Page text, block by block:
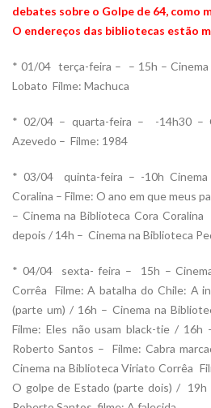
debates sobre o Golpe de 64, como
O endereços das bibliotecas estão
* 01/04  terça-feira – – 15h –
Lobato  Filme: Machuca
* 02/04 – quarta-feira – -14h30 –
Azevedo – Filme: 1984
* 03/04  quinta-feira – -10h
Coralina – Filme: O ano em que meus
– Cinema na Biblioteca Cora Coralina
depois / 14h – Cinema na Biblioteca
* 04/04  sexta- feira – 15h –
Corrêa  Filme: A batalha do Chile: A
(parte um) / 16h – Cinema na
Filme: Eles não usam black-tie / 16h
Roberto Santos – Filme: Cabra
Cinema na Biblioteca Viriato Corrêa 
O golpe de Estado (parte dois) / 19h